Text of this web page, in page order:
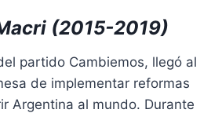
(2015-2019)
partido Cambiemos, llegó al
de implementar reformas
Argentina al mundo. Durante